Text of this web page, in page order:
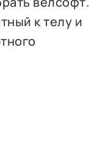
к телу и